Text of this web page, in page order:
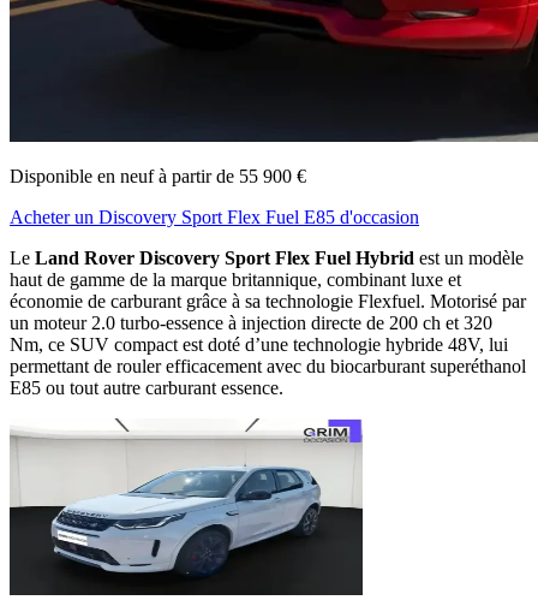
Disponible en neuf à partir de 55 900 €
Acheter un Discovery Sport Flex Fuel E85 d'occasion
Le Land Rover Discovery Sport Flex Fuel Hybrid est un modèle
haut de gamme de la marque britannique, combinant luxe et
économie de carburant grâce à sa technologie Flexfuel. Motorisé par
un moteur 2.0 turbo-essence à injection directe de 200 ch et 320
Nm, ce SUV compact est doté d’une technologie hybride 48V, lui
permettant de rouler efficacement avec du biocarburant superéthanol
E85 ou tout autre carburant essence.